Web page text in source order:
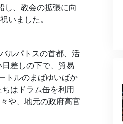
し、教会の拡張に向
いました。
ルパトスの首都、活
差しの下で、貿易
トルのまばゆいばか
はドラム缶を利用
や、地元の政府高官